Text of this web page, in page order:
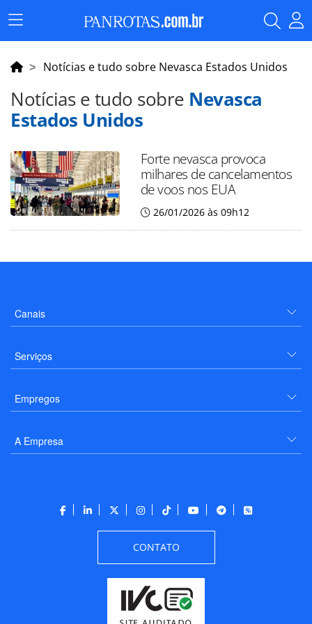
Menu
Principal
Notícias e tudo sobre Nevasca Estados Unidos
Notícias e tudo sobre Nevasca
Estados Unidos
Forte nevasca provoca
milhares de cancelamentos
de voos nos EUA
26/01/2026 às 09h12
Canais
Serviços
Empregos
A Empresa
CONTATO